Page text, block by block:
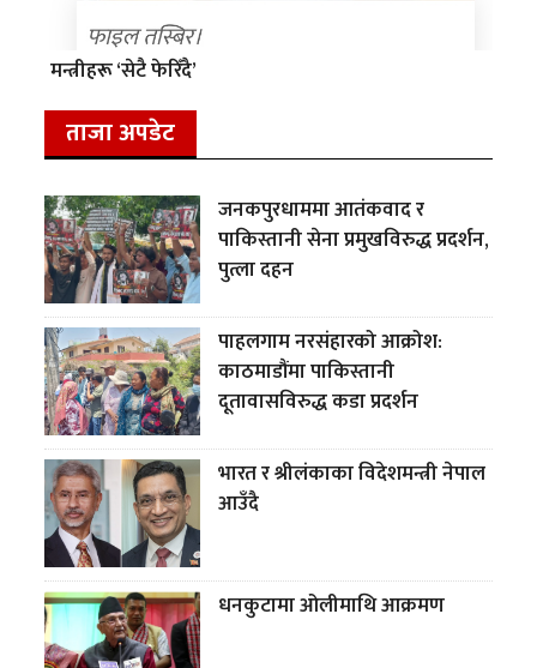
मन्त्रीहरू ‘सेटै फेरिँदै’
ताजा अपडेट
जनकपुरधाममा आतंकवाद र
पाकिस्तानी सेना प्रमुखविरुद्ध प्रदर्शन,
पुत्ला दहन
पाहलगाम नरसंहारको आक्रोश:
काठमाडौंमा पाकिस्तानी
दूतावासविरुद्ध कडा प्रदर्शन
भारत र श्रीलंकाका विदेशमन्त्री नेपाल
आउँदै
धनकुटामा ओलीमाथि आक्रमण